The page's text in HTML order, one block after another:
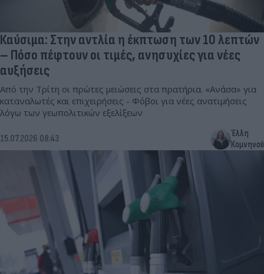
Καύσιμα: Στην αντλία η έκπτωση των 10 λεπτών
– Πόσο πέφτουν οι τιμές, ανησυχίες για νέες
αυξήσεις
Από την Τρίτη οι πρώτες μειώσεις στα πρατήρια. «Ανάσα» για
καταναλωτές και επιχειρήσεις - Φόβοι για νέες ανατιμήσεις
λόγω των γεωπολιτικών εξελίξεων
15.07.2026 08:43
Έλλη
Κομνηνού